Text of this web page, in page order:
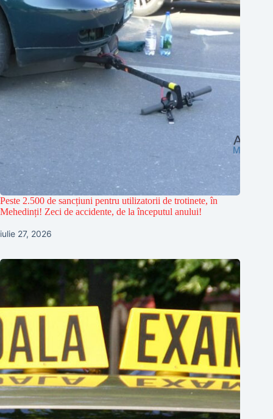
Peste 2.500 de sancțiuni pentru utilizatorii de trotinete, în
Mehedinți! Zeci de accidente, de la începutul anului!
iulie 27, 2026